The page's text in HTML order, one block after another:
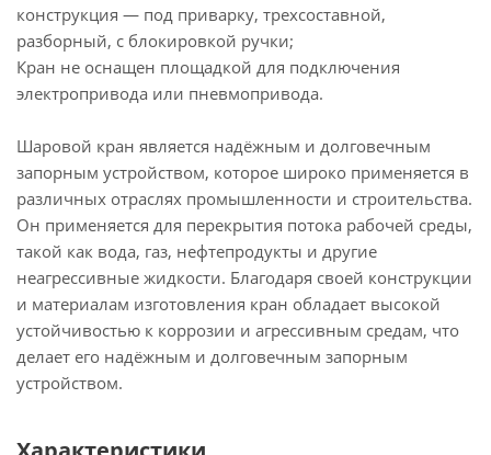
конструкция — под приварку, трехсоставной,
разборный, с блокировкой ручки;
Кран не оснащен площадкой для подключения
электропривода или пневмопривода.
Шаровой кран является надёжным и долговечным
запорным устройством, которое широко применяется в
различных отраслях промышленности и строительства.
Он применяется для перекрытия потока рабочей среды,
такой как вода, газ, нефтепродукты и другие
неагрессивные жидкости. Благодаря своей конструкции
и материалам изготовления кран обладает высокой
устойчивостью к коррозии и агрессивным средам, что
делает его надёжным и долговечным запорным
устройством.